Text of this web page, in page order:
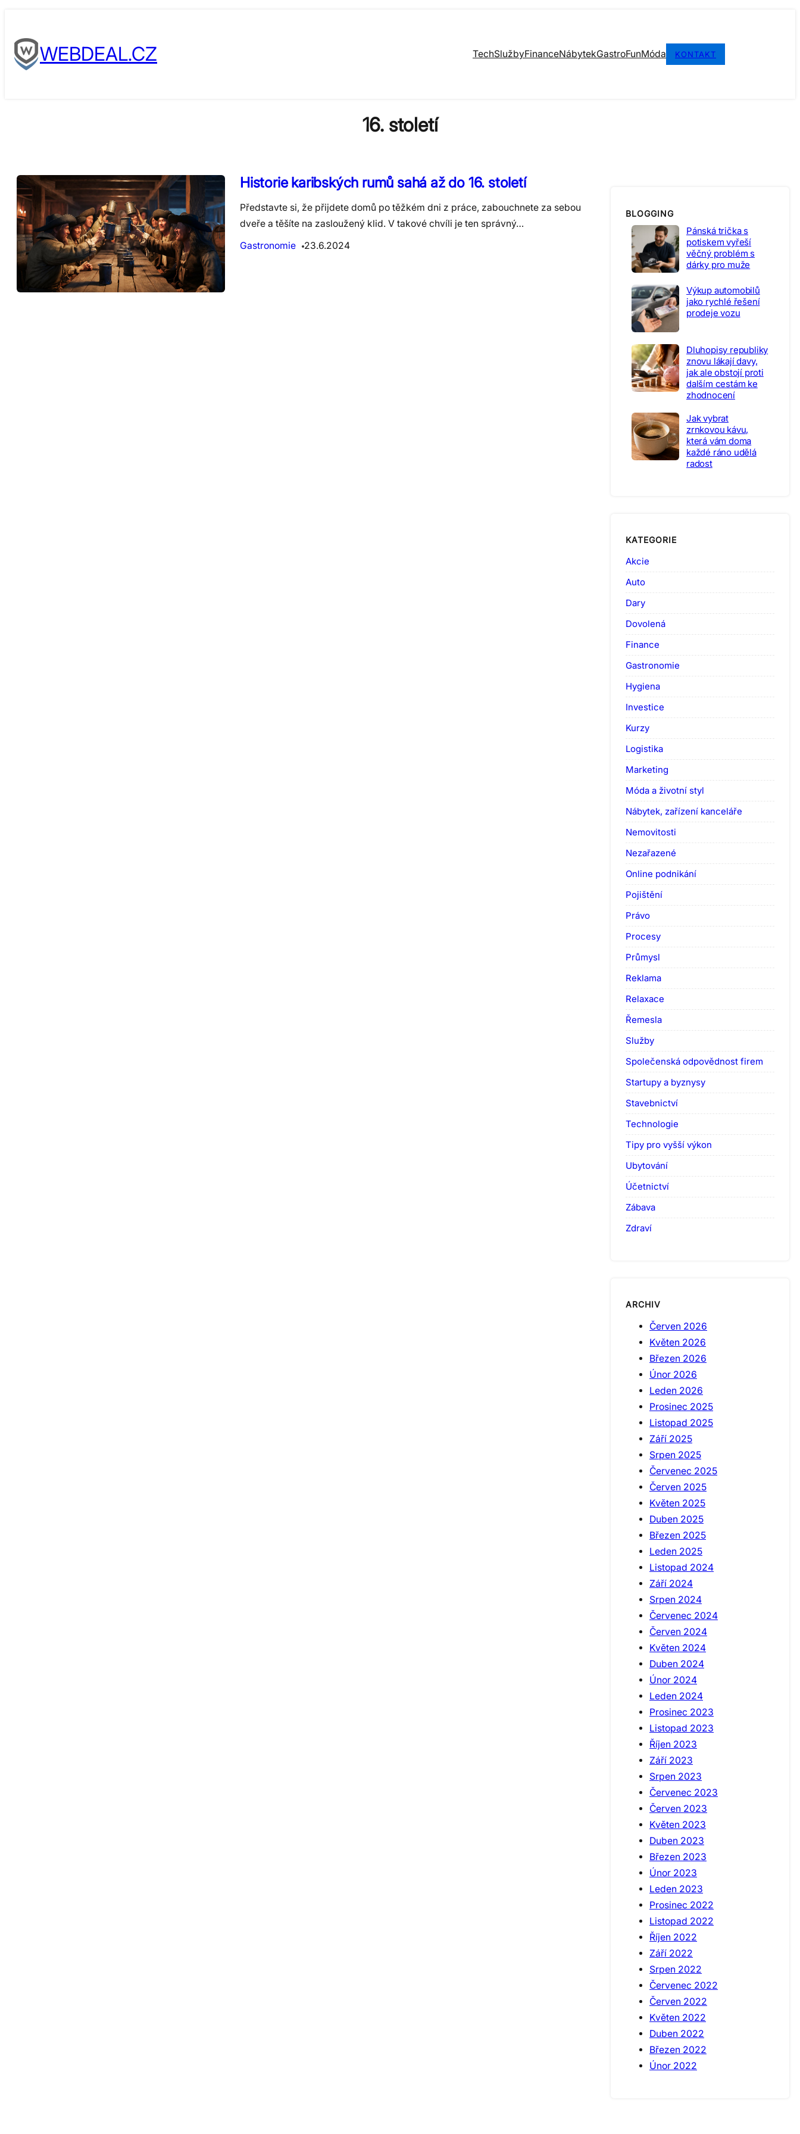
contentWEBDEAL.CZ TechSlužbyFinanceNábytekGastroFunMóda KONTAKT
16. století
Historie karibských rumů sahá až do 16. století
Představte si, že přijdete domů po těžkém dni z práce, zabouchnete za sebou
dveře a těšíte na zasloužený klid. V takové chvíli je ten správný…
Gastronomie
23.6.2024
BLOGGING
Pánská trička s
potiskem vyřeší
věčný problém s
dárky pro muže
Výkup automobilů
jako rychlé řešení
prodeje vozu
Dluhopisy republiky
znovu lákají davy,
jak ale obstojí proti
dalším cestám ke
zhodnocení
Jak vybrat
zrnkovou kávu,
která vám doma
každé ráno udělá
radost
KATEGORIE
Akcie
Auto
Dary
Dovolená
Finance
Gastronomie
Hygiena
Investice
Kurzy
Logistika
Marketing
Móda a životní styl
Nábytek, zařízení kanceláře
Nemovitosti
Nezařazené
Online podnikání
Pojištění
Právo
Procesy
Průmysl
Reklama
Relaxace
Řemesla
Služby
Společenská odpovědnost firem
Startupy a byznysy
Stavebnictví
Technologie
Tipy pro vyšší výkon
Ubytování
Účetnictví
Zábava
Zdraví
ARCHIV
Červen 2026
Květen 2026
Březen 2026
Únor 2026
Leden 2026
Prosinec 2025
Listopad 2025
Září 2025
Srpen 2025
Červenec 2025
Červen 2025
Květen 2025
Duben 2025
Březen 2025
Leden 2025
Listopad 2024
Září 2024
Srpen 2024
Červenec 2024
Červen 2024
Květen 2024
Duben 2024
Únor 2024
Leden 2024
Prosinec 2023
Listopad 2023
Říjen 2023
Září 2023
Srpen 2023
Červenec 2023
Červen 2023
Květen 2023
Duben 2023
Březen 2023
Únor 2023
Leden 2023
Prosinec 2022
Listopad 2022
Říjen 2022
Září 2022
Srpen 2022
Červenec 2022
Červen 2022
Květen 2022
Duben 2022
Březen 2022
Únor 2022